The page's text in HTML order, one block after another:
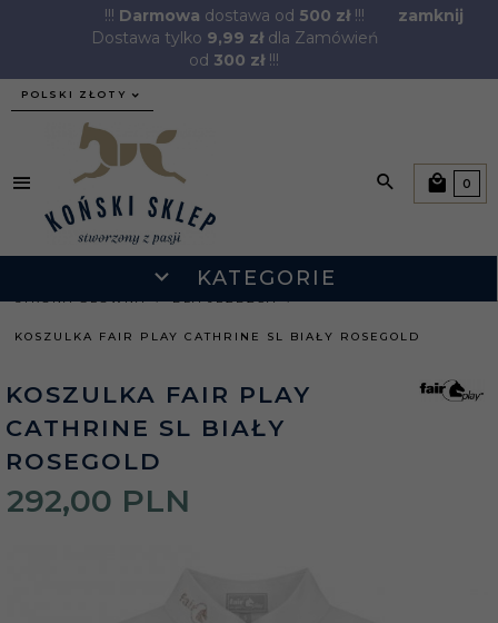
!!! Darmowa dostawa od 500 zł!!!
Dostawa tylko 9,99 złdla Zamówień
od 300 zł!!!
zamknij
currency_h
POLSKI ZŁOTY
KATEGORIE
0
STRONA GŁÓWNA DLA JEŹDŹCA
KOSZULKA FAIR PLAY CATHRINE SL BIAŁY ROSEGOLD
KOSZULKA FAIR PLAY
CATHRINE SL BIAŁY
ROSEGOLD
292,00 PLN